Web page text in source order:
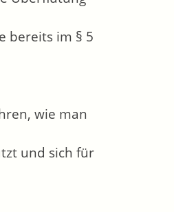
bereits im § 5
wie man
und sich für